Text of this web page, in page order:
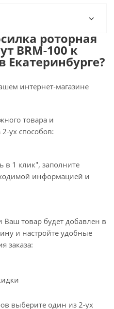
роторная
BRM-100 к
Екатеринбурге?
интернет-магазине
товара и
ух способов:
в 1 клик", заполните
информацией и
товар будет добавлен в
и настройте удобные
заказа:
выберите один из 2-ух